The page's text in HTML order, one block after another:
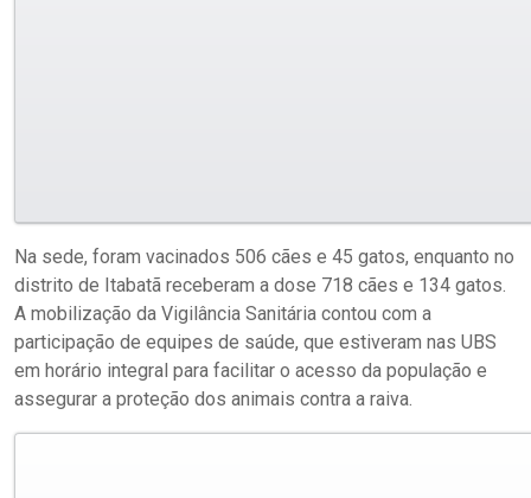
Na sede, foram vacinados 506 cães e 45 gatos, enquanto no
distrito de Itabatã receberam a dose 718 cães e 134 gatos.
A mobilização da Vigilância Sanitária contou com a
participação de equipes de saúde, que estiveram nas UBS
em horário integral para facilitar o acesso da população e
assegurar a proteção dos animais contra a raiva.